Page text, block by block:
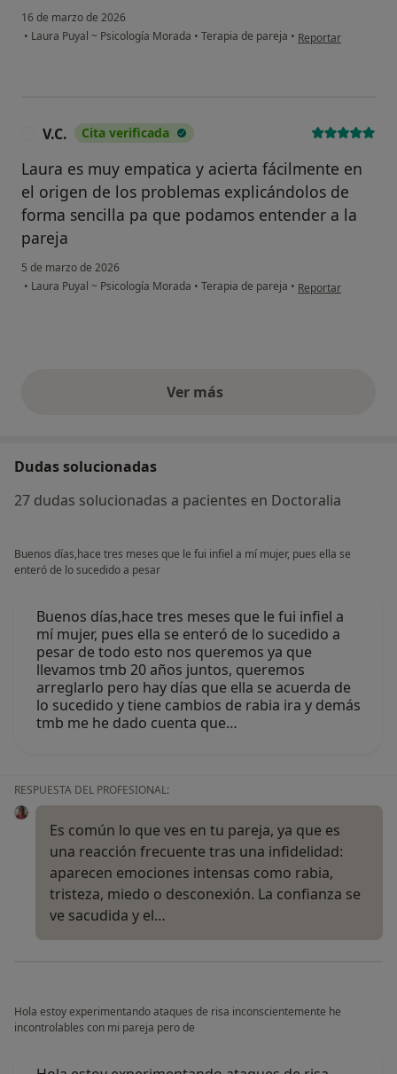
16 de marzo de 2026
• Laura Puyal ~ Psicología Morada • Terapia de pareja • en opinión del
Reportar
V.C. Cita verificada
Laura es muy empatica y acierta fácilmente en
el origen de los problemas explicándolos de
forma sencilla pa que podamos entender a la
pareja
5 de marzo de 2026
• Laura Puyal ~ Psicología Morada • Terapia de pareja • en opinión del
Reportar
Ver másopiniones anteriores
Dudas solucionadas
27 dudas solucionadas a pacientes en Doctoralia
Buenos días,hace tres meses que le fui infiel a mí mujer, pues ella se
enteró de lo sucedido a pesar
Buenos días,hace tres meses que le fui infiel a
mí mujer, pues ella se enteró de lo sucedido a
pesar de todo esto nos queremos ya que
llevamos tmb 20 años juntos, queremos
arreglarlo pero hay días que ella se acuerda de
lo sucedido y tiene cambios de rabia ira y demás
tmb me he dado cuenta que…
RESPUESTA DEL PROFESIONAL:
Es común lo que ves en tu pareja, ya que es
una reacción frecuente tras una infidelidad:
aparecen emociones intensas como rabia,
tristeza, miedo o desconexión. La confianza se
ve sacudida y el…
Hola estoy experimentando ataques de risa inconscientemente he
incontrolables con mi pareja pero de